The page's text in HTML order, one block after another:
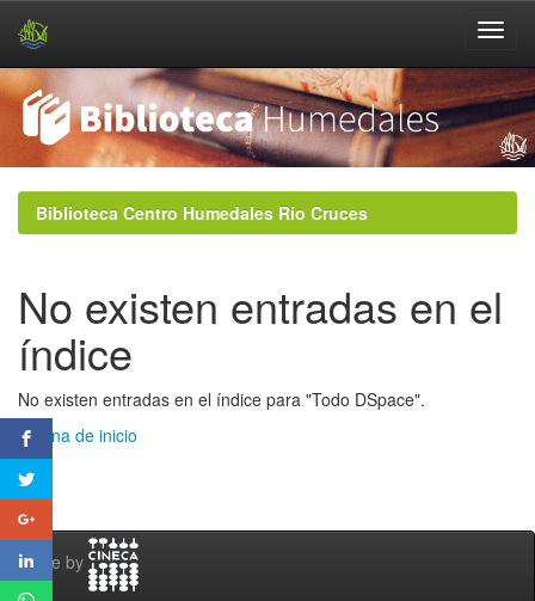
navigationBiblioteca Centro Humedales Río Cruces
No existen entradas en el
índice
No existen entradas en el índice para "Todo DSpace".
Página de inicio
Theme by